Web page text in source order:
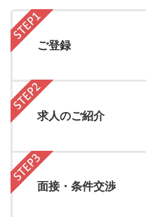
ご登録
求人のご紹介
面接・条件交渉